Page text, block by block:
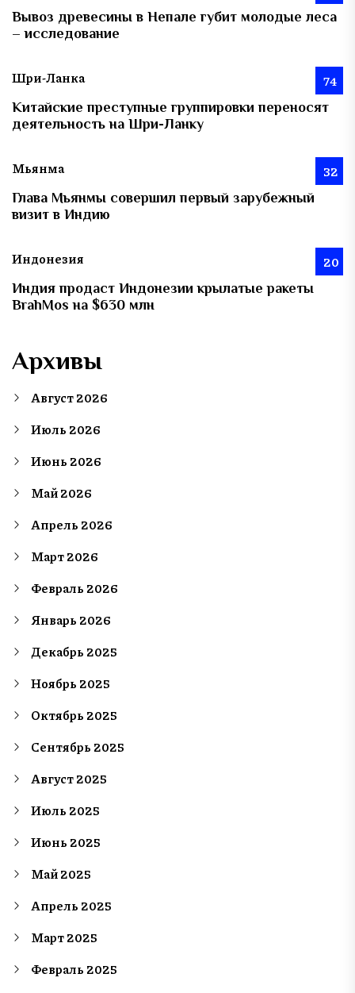
Вывоз древесины в Непале губит молодые леса
– исследование
Шри-Ланка 74
Китайские преступные группировки переносят
деятельность на Шри-Ланку
Мьянма 32
Глава Мьянмы совершил первый зарубежный
визит в Индию
Индонезия 20
Индия продаст Индонезии крылатые ракеты
BrahMos на $630 млн
Архивы
Август 2026
Июль 2026
Июнь 2026
Май 2026
Апрель 2026
Март 2026
Февраль 2026
Январь 2026
Декабрь 2025
Ноябрь 2025
Октябрь 2025
Сентябрь 2025
Август 2025
Июль 2025
Июнь 2025
Май 2025
Апрель 2025
Март 2025
Февраль 2025